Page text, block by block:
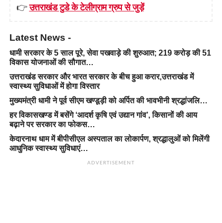
👉उत्तराखंड टुडे के टेलीग्राम ग्रुप से जुड़ें
Latest News -
धामी सरकार के 5 साल पूरे, सेवा पखवाड़े की शुरुआत; 219 करोड़ की 51
विकास योजनाओं की सौगात…
उत्तराखंड सरकार और भारत सरकार के बीच हुआ करार,उत्तराखंड में
स्वास्थ्य सुविधाओं में होगा विस्तार
मुख्यमंत्री धामी ने पूर्व सीएम खण्डूड़ी को अर्पित की भावभीनी श्रद्धांजलि…
हर विकासखण्ड में बसेंगे ‘आदर्श कृषि एवं उद्यान गांव’, किसानों की आय
बढ़ाने पर सरकार का फोकस…
केदारनाथ धाम में बीपीसीएल अस्पताल का लोकार्पण, श्रद्धालुओं को मिलेंगी
आधुनिक स्वास्थ्य सुविधाएं…
ADVERTISEMENT